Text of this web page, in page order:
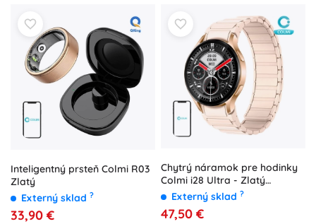
Inteligentný prsteň Colmi R03
Zlatý
Externý sklad ?
33,90 €
Chytrý náramok pre hodinky
Colmi i28 Ultra - Zlatý
magnetický remienok
Externý sklad ?
47,50 €